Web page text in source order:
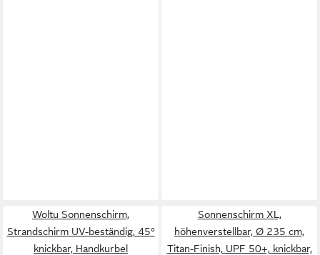
Woltu Sonnenschirm,
Strandschirm UV-beständig, 45°
knickbar, Handkurbel
Sonnenschirm XL,
höhenverstellbar, Ø 235 cm,
Titan-Finish, UPF 50+, knickbar,